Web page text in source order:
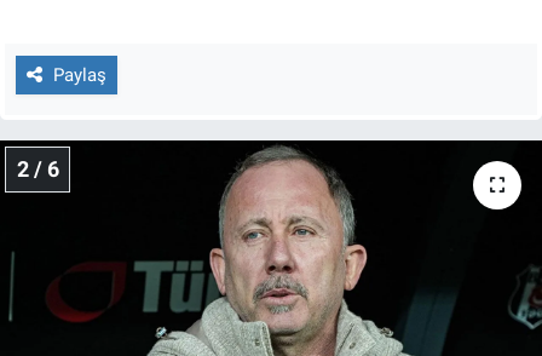
Paylaş
2 / 6
Spor
Türkiye'nin Geleceği
Türkiye'nin Gündemi
Yerel Gündem